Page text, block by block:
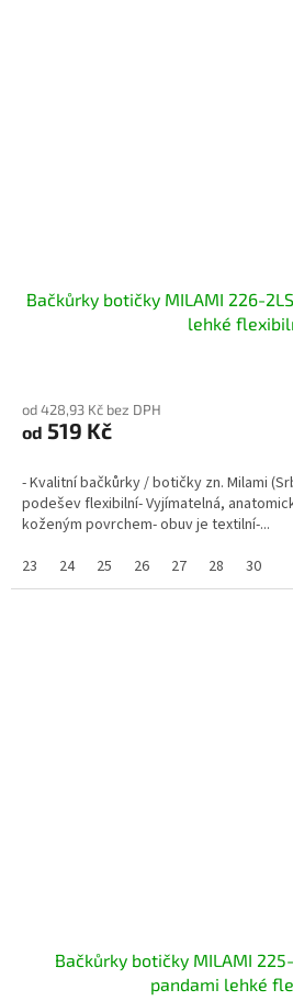
Bačkůrky botičky MILAMI 226-
lehké
od 428,93 Kč bez DPH
od 519 Kč
- Kvalitní bačkůrky / botičky zn. Milami
podešev flexibilní- Vyjímatelná,
koženým povrchem- obuv je textilní-...
23
24 25 26 27 28 30
Bačkůrky botičky MILAMI
pandami lehké